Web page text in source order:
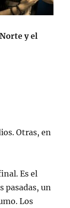
y el
Otras, en
Es el
pasadas, un
Los